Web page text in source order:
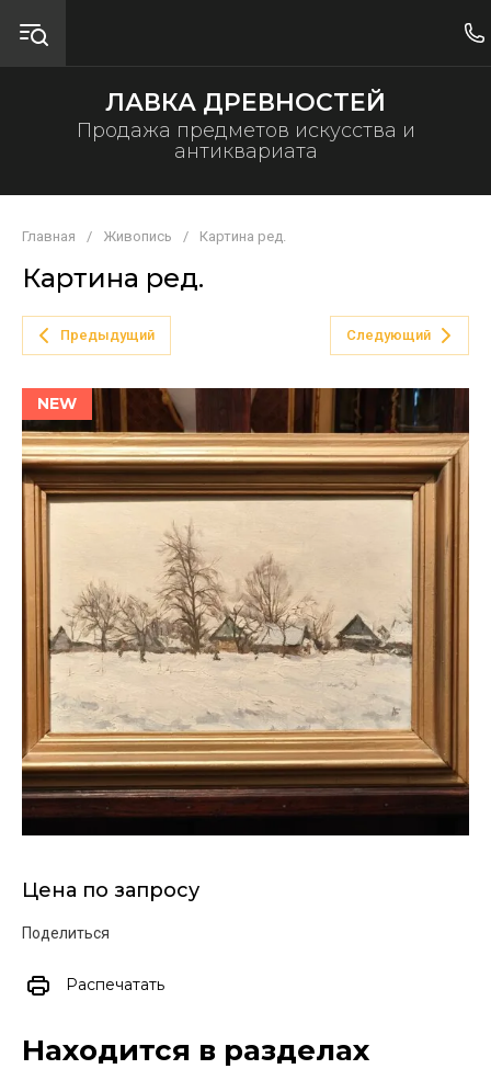
ЛАВКА ДРЕВНОСТЕЙ
Продажа предметов искусства и
антиквариата
Главная / Живопись / Картина ред.
Картина ред.
Предыдущий Следующий
NEW
Цена по запросу
Поделиться
Распечатать
Находится в разделах